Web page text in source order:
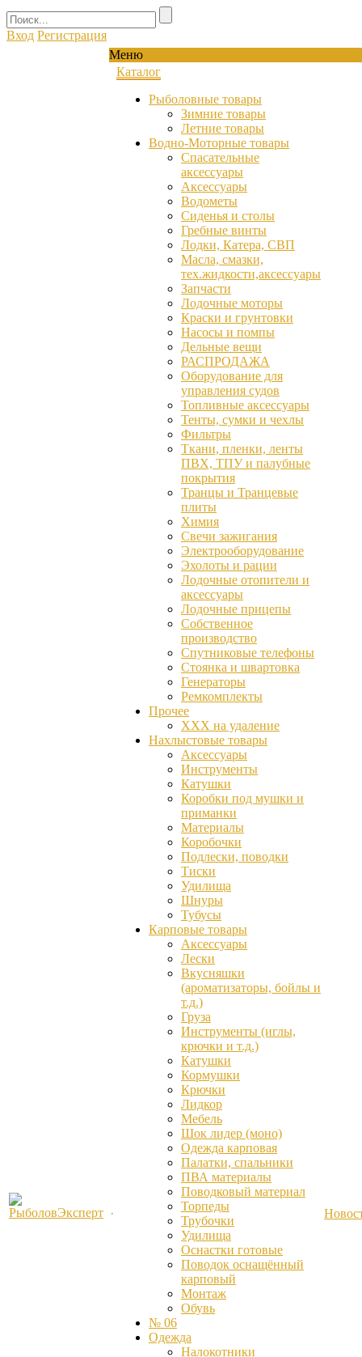
Вход Регистрация
Меню
Каталог
Рыболовные товары
Зимние товары
Летние товары
Водно-Моторные товары
Спасательные
аксессуары
Аксессуары
Водометы
Сиденья и столы
Гребные винты
Лодки, Катера, СВП
Масла, смазки,
тех.жидкости,аксессуары
Запчасти
Лодочные моторы
Краски и грунтовки
Насосы и помпы
Дельные вещи
РАСПРОДАЖА
Оборудование для
управления судов
Топливные аксессуары
Тенты, сумки и чехлы
Фильтры
Ткани, пленки, ленты
ПВХ, ТПУ и палубные
покрытия
Транцы и Транцевые
плиты
Химия
Свечи зажигания
Электрооборудование
Эхолоты и рации
Лодочные отопители и
аксессуары
Лодочные прицепы
Собственное
производство
Спутниковые телефоны
Стоянка и швартовка
Генераторы
Ремкомплекты
Прочее
ХХХ на удаление
Нахлыстовые товары
Аксессуары
Инструменты
Катушки
Коробки под мушки и
приманки
Материалы
Коробочки
Подлески, поводки
Тиски
Удилища
Шнуры
Тубусы
Карповые товары
Аксессуары
Лески
Вкусняшки
(ароматизаторы, бойлы и
т.д.)
Груза
Инструменты (иглы,
крючки и т.д.)
Катушки
Кормушки
Крючки
Лидкор
Мебель
Шок лидер (моно)
Одежда карповая
Палатки, спальники
ПВА материалы
Поводковый материал
Торпеды
Трубочки
Удилища
Оснастки готовые
Поводок оснащённый
карповый
Монтаж
Обувь
№ 06
Одежда
Налокотники